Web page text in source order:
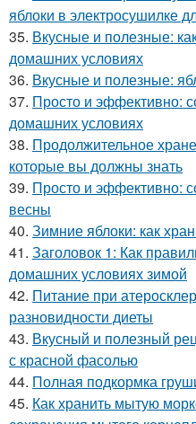
яблоки в электросушилке
35. Вкусные и полезные:
домашних условиях
36. Вкусные и полезные:
37. Просто и эффективно:
домашних условиях
38. Продолжительное
которые вы должны знать
39. Просто и эффективно:
весны
40. Зимние яблоки: как
41. Заголовок 1: Как
домашних условиях зимой
42. Питание при
разновидности диеты
43. Вкусный и полезный
с красной фасолью
44. Полная подкормка
45. Как хранить мытую